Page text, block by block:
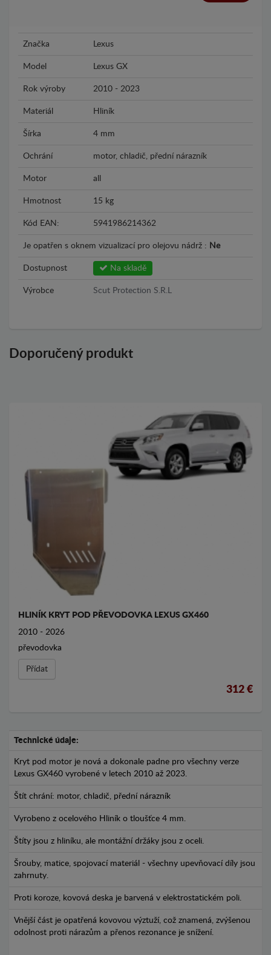
Značka Lexus
Model Lexus GX
Rok výroby 2010 - 2023
Materiál Hliník
Šírka 4 mm
Ochrání motor, chladič, přední nárazník
Motor all
Hmotnost 15 kg
Kód EAN: 5941986214362
Je opatřen s oknem vizualizací pro olejovu nádrž : Ne
Dostupnost Na skladě
Výrobce Scut Protection S.R.L
Doporučený produkt
HLINÍK KRYT POD PŘEVODOVKA LEXUS GX460
2010 - 2026
převodovka
Přídat
312 €
Technické údaje:
Kryt pod motor je nová a dokonale padne pro všechny verze
Lexus GX460 vyrobené v letech 2010 až 2023.
Štít chrání: motor, chladič, přední nárazník
Vyrobeno z ocelového Hliník o tloušťce 4 mm.
Štíty jsou z hliníku, ale montážní držáky jsou z oceli.
Šrouby, matice, spojovací materiál - všechny upevňovací díly jsou
zahrnuty.
Proti koroze, kovová deska je barvená v elektrostatickém poli.
Vnější část je opatřená kovovou výztuží, což znamená, zvýšenou
odolnost proti nárazům a přenos rezonance je snížení.